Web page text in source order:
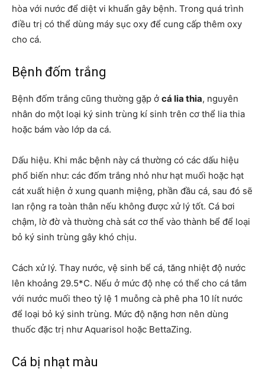
hòa với nước để diệt vi khuẩn gây bệnh. Trong quá trình
điều trị có thể dùng máy sục oxy để cung cấp thêm oxy
cho cá.
Bệnh đốm trắng
Bệnh đốm trắng cũng thường gặp ở cá lia thia, nguyên
nhân do một loại ký sinh trùng kí sinh trên cơ thể lia thia
hoặc bám vào lớp da cá.
Dấu hiệu. Khi mắc bệnh này cá thường có các dấu hiệu
phổ biến như: các đốm trắng nhỏ như hạt muối hoặc hạt
cát xuất hiện ở xung quanh miệng, phần đầu cá, sau đó sẽ
lan rộng ra toàn thân nếu không được xử lý tốt. Cá bơi
chậm, lờ đờ và thường chà sát cơ thể vào thành bể để loại
bỏ ký sinh trùng gây khó chịu.
Cách xử lý. Thay nước, vệ sinh bể cá, tăng nhiệt độ nước
lên khoảng 29.5*C. Nếu ở mức độ nhẹ có thể cho cá tắm
với nước muối theo tỷ lệ 1 muỗng cà phê pha 10 lít nước
để loại bỏ ký sinh trùng. Mức độ nặng hơn nên dùng
thuốc đặc trị như Aquarisol hoặc BettaZing.
Cá bị nhạt màu